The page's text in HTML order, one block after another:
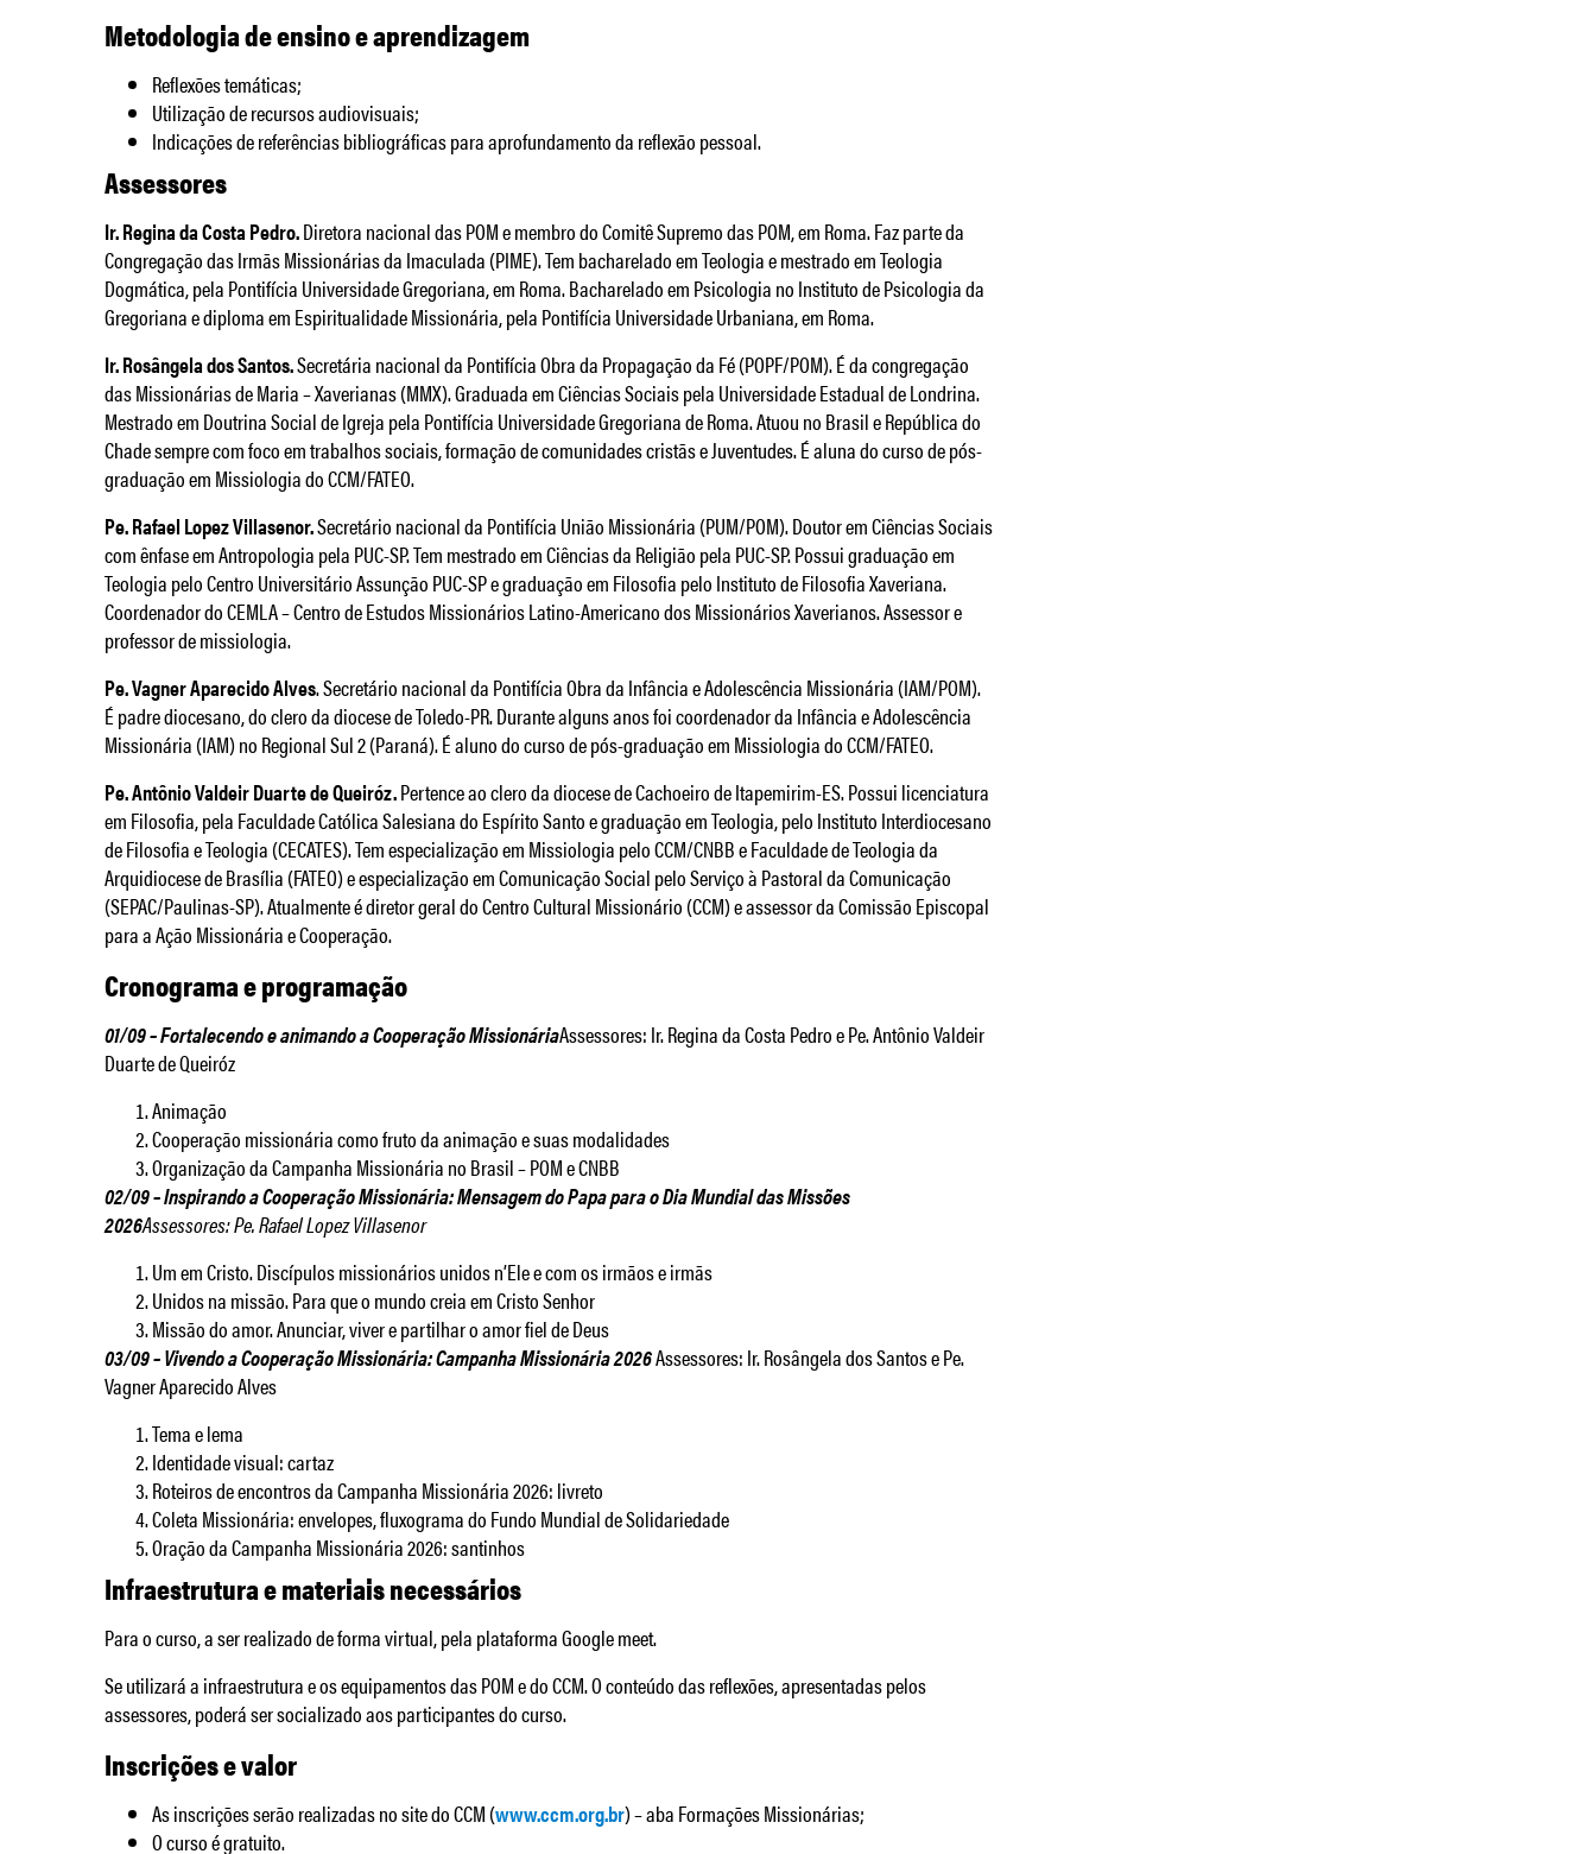
Metodologia de ensino e aprendizagem
Reflexões temáticas;
Utilização de recursos audiovisuais;
Indicações de referências bibliográficas para aprofundamento da reflexão pessoal.
Assessores
Ir. Regina da Costa Pedro.Diretora nacional das POM e membro do Comitê Supremo das POM, em Roma. Faz parte da
Congregação das Irmãs Missionárias da Imaculada (PIME). Tem bacharelado em Teologia e mestrado em Teologia
Dogmática, pela Pontifícia Universidade Gregoriana, em Roma. Bacharelado em Psicologia no Instituto de Psicologia da
Gregoriana e diploma em Espiritualidade Missionária, pela Pontifícia Universidade Urbaniana, em Roma.
Ir. Rosângela dos Santos.Secretária nacional da Pontifícia Obra da Propagação da Fé (POPF/POM). É da congregação
das Missionárias de Maria – Xaverianas (MMX). Graduada em Ciências Sociais pela Universidade Estadual de Londrina.
Mestrado em Doutrina Social de Igreja pela Pontifícia Universidade Gregoriana de Roma. Atuou no Brasil e República do
Chade sempre com foco em trabalhos sociais, formação de comunidades cristãs e Juventudes. É aluna do curso de pós-
graduação em Missiologia do CCM/FATEO.
Pe. Rafael Lopez Villasenor.Secretário nacional da Pontifícia União Missionária (PUM/POM). Doutor em Ciências Sociais
com ênfase em Antropologia pela PUC-SP. Tem mestrado em Ciências da Religião pela PUC-SP. Possui graduação em
Teologia pelo Centro Universitário Assunção PUC-SP e graduação em Filosofia pelo Instituto de Filosofia Xaveriana.
Coordenador do CEMLA – Centro de Estudos Missionários Latino-Americano dos Missionários Xaverianos. Assessor e
professor de missiologia.
Pe. Vagner Aparecido Alves. Secretário nacional da Pontifícia Obra da Infância e Adolescência Missionária (IAM/POM).
É padre diocesano, do clero da diocese de Toledo-PR. Durante alguns anos foi coordenador da Infância e Adolescência
Missionária (IAM) no Regional Sul 2 (Paraná). É aluno do curso de pós-graduação em Missiologia do CCM/FATEO.
Pe. Antônio Valdeir Duarte de Queiróz.Pertence ao clero da diocese de Cachoeiro de Itapemirim-ES. Possui licenciatura
em Filosofia, pela Faculdade Católica Salesiana do Espírito Santo e graduação em Teologia, pelo Instituto Interdiocesano
de Filosofia e Teologia (CECATES). Tem especialização em Missiologia pelo CCM/CNBB e Faculdade de Teologia da
Arquidiocese de Brasília (FATEO) e especialização em Comunicação Social pelo Serviço à Pastoral da Comunicação
(SEPAC/Paulinas-SP). Atualmente é diretor geral do Centro Cultural Missionário (CCM) e assessor da Comissão Episcopal
para a Ação Missionária e Cooperação.
Cronograma e programação
01/09 – Fortalecendo e animando a Cooperação MissionáriaAssessores: Ir. Regina da Costa Pedro e Pe. Antônio Valdeir
Duarte de Queiróz
Animação
Cooperação missionária como fruto da animação e suas modalidades
Organização da Campanha Missionária no Brasil – POM e CNBB
02/09 – Inspirando a Cooperação Missionária: Mensagem do Papa para o Dia Mundial das Missões
2026Assessores: Pe. Rafael Lopez Villasenor
Um em Cristo. Discípulos missionários unidos n’Ele e com os irmãos e irmãs
Unidos na missão. Para que o mundo creia em Cristo Senhor
Missão do amor. Anunciar, viver e partilhar o amor fiel de Deus
03/09 – Vivendo a Cooperação Missionária: Campanha Missionária 2026Assessores: Ir. Rosângela dos Santos e Pe.
Vagner Aparecido Alves
Tema e lema
Identidade visual: cartaz
Roteiros de encontros da Campanha Missionária 2026: livreto
Coleta Missionária: envelopes, fluxograma do Fundo Mundial de Solidariedade
Oração da Campanha Missionária 2026: santinhos
Infraestrutura e materiais necessários
Para o curso, a ser realizado de forma virtual, pela plataforma Google meet.
Se utilizará a infraestrutura e os equipamentos das POM e do CCM. O conteúdo das reflexões, apresentadas pelos
assessores, poderá ser socializado aos participantes do curso.
Inscrições e valor
As inscrições serão realizadas no site do CCM (www.ccm.org.br) – aba Formações Missionárias;
O curso é gratuito.